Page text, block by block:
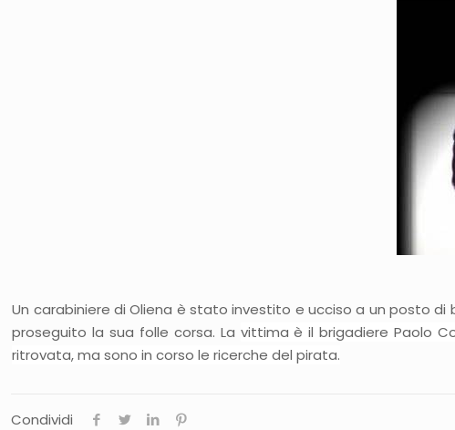
Un carabiniere di Oliena è stato investito e ucciso a un posto di
proseguito la sua folle corsa. La vittima è il brigadiere Paolo
ritrovata, ma sono in corso le ricerche del pirata.
Condividi